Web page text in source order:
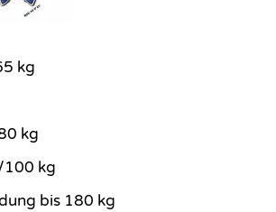
kg
kg
100 kg
bis 180 kg